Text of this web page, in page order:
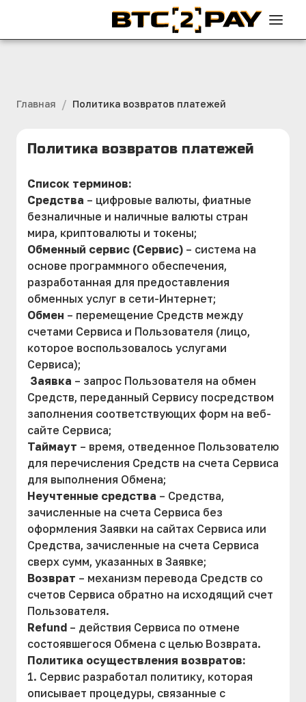
Главная / Политика возвратов платежей
Политика возвратов платежей
Список терминов:
Средства – цифровые валюты, фиатные
безналичные и наличные валюты стран
мира, криптовалюты и токены;
Обменный сервис (Сервис) – система на
основе программного обеспечения,
разработанная для предоставления
обменных услуг в сети-Интернет;
Обмен – перемещение Средств между
счетами Сервиса и Пользователя (лицо,
которое воспользовалось услугами
Сервиса);
Заявка – запрос Пользователя на обмен
Средств, переданный Сервису посредством
заполнения соответствующих форм на веб-
сайте Сервиса;
Таймаут – время, отведенное Пользователю
для перечисления Средств на счета Сервиса
для выполнения Обмена;
Неучтенные средства – Средства,
зачисленные на счета Сервиса без
оформления Заявки на сайтах Сервиса или
Средства, зачисленные на счета Сервиса
сверх сумм, указанных в Заявке;
Возврат – механизм перевода Средств со
счетов Сервиса обратно на исходящий счет
Пользователя.
Refund – действия Сервиса по отмене
состоявшегося Обмена с целью Возврата.
Политика осуществления возвратов:
1. Сервис разработал политику, которая
описывает процедуры, связанные с